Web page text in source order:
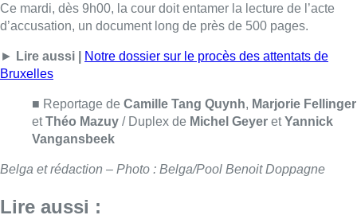
Ce mardi, dès 9h00, la cour doit entamer la lecture de l’acte
d’accusation, un document long de près de 500 pages.
► Lire aussi |
Notre dossier sur le procès des attentats de
Bruxelles
■ Reportage de Camille Tang Quynh, Marjorie Fellinger
etThéo Mazuy / Duplex de Michel Geyer etYannick
Vangansbeek
Belga et rédaction – Photo : Belga/Pool Benoit Doppagne
Lire aussi :